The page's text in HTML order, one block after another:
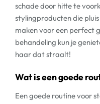
schade door hitte te
stylingproducten die
maken voor een perfect
behandeling kun je
haar dat straalt!
Wat is een goede
Een goede routine voor